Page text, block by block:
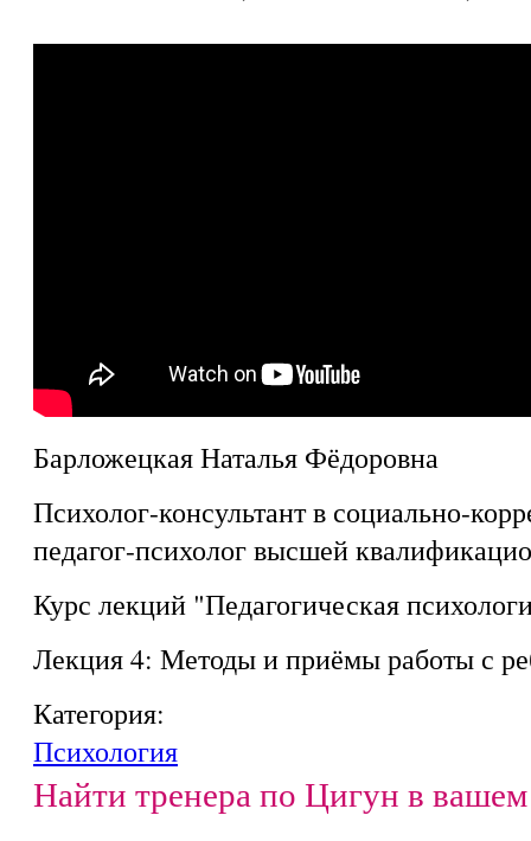
Барложецкая Наталья Фёдоровна
Психолог-консультант в социально-
педагог-психолог высшей
Курс лекций "Педагогическая
Лекция 4: Методы и приёмы работы с
Категория:
Психология
Найти тренера по Цигун в вашем